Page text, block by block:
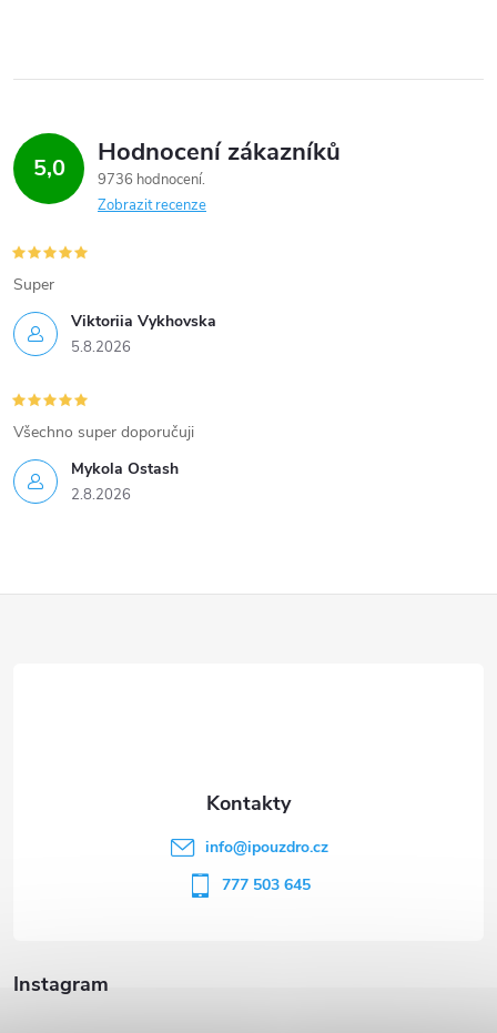
i
u 5,0 Hodnocení zákazníků
9736 hodnocení
Zobrazit recenze
Viktoriia Vykhovska
5.8.2026
Super
Mykola Ostash
2.8.2026
Všechno super doporučuji
Instagram
info@ipouzdro.cz
777 503 645